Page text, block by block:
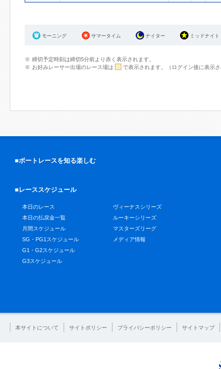
モーニング サマータイム ナイター ミッドナイト
締切予定時刻は締切5分前より赤く表示されます。
お好みレーサー出場のレース場は
で表示されます。（ログイン後に表示
■ボートレースを知る楽しむ
■レーススケジュール
本日のレース
本日の払戻金一覧
月間スケジュール
SG・PG1スケジュール
G1・G2スケジュール
G3スケジュール
ヴィーナスシリーズ
ルーキーシリーズ
マスターズリーグ
メディア情報
本サイトについて サイトポリシー プライバシーポリシー サイトマップ